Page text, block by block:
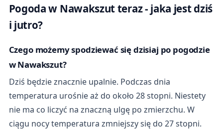
Pogoda w Nawakszut teraz - jaka jest dziś
i jutro?
Czego możemy spodziewać się dzisiaj po pogodzie
w Nawakszut?
Dziś będzie znacznie upalnie. Podczas dnia
temperatura urośnie aż do około 28 stopni. Niestety
nie ma co liczyć na znaczną ulgę po zmierzchu. W
ciągu nocy temperatura zmniejszy się do 27 stopni.